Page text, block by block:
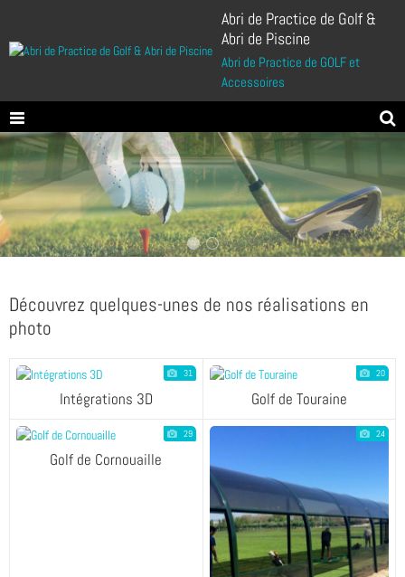
Abri de Practice de Golf &
Abri de Piscine
Abri de Practice de GOLF et
Accessoires
Découvrez quelques-unes de nos réalisations en
photo
31
Intégrations 3D
20
Golf de Touraine
29
Golf de Cornouaille
24